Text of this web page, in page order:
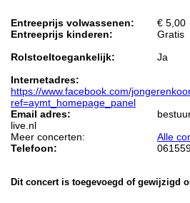
Entreeprijs volwassenen:
€ 5,00
Entreeprijs kinderen:
Gratis
Rolstoeltoegankelijk:
Ja
Internetadres:
https://www.facebook.com/
ref=aymt_homepage_panel
Email adres:
live.nl
Meer concerten:
Alle
Telefoon:
Dit concert is toegevoegd of gewijzigd